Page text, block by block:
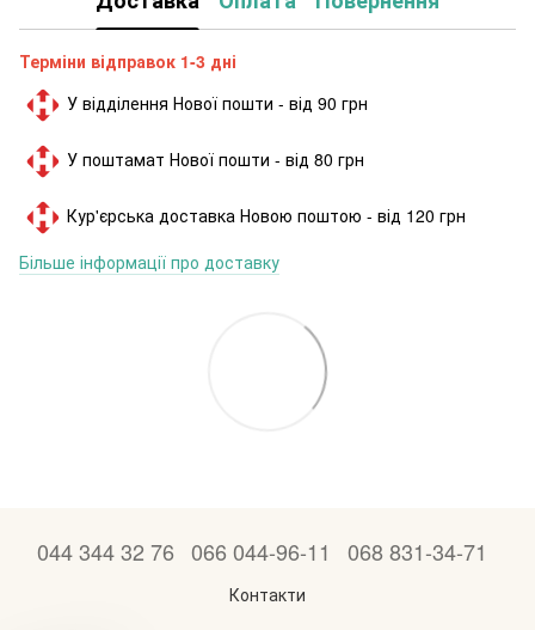
Терміни відправок 1-3 дні
У відділення Нової пошти - від 90 грн
У поштамат Нової пошти - від 80 грн
Кур'єрська доставка Новою поштою - від 120 грн
Більше інформації про доставку
044 344 32 76 066 044-96-11 068 831-34-71
Контакти